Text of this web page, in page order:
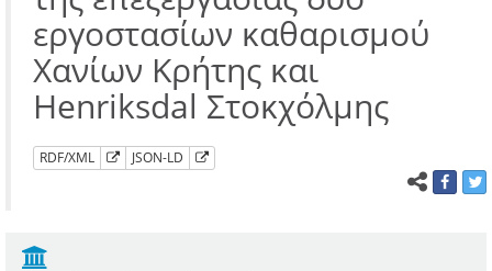
εργοστασίων καθαρισμού
Χανίων Κρήτης και
Henriksdal Στοκχόλμης
RDF/XML JSON-LD